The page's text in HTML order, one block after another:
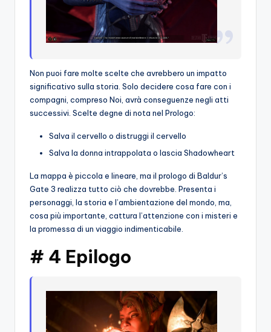
Non puoi fare molte scelte che avrebbero un impatto
significativo sulla storia. Solo decidere cosa fare con i
compagni, compreso Noi, avrà conseguenze negli atti
successivi. Scelte degne di nota nel Prologo:
Salva il cervello o distruggi il cervello
Salva la donna intrappolata o lascia Shadowheart
La mappa è piccola e lineare, ma il prologo di Baldur’s
Gate 3 realizza tutto ciò che dovrebbe. Presenta i
personaggi, la storia e l’ambientazione del mondo, ma,
cosa più importante, cattura l’attenzione con i misteri e
la promessa di un viaggio indimenticabile.
# 4 Epilogo